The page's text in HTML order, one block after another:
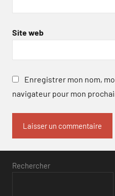
Site web
Enregistrer mon nom,
navigateur pour mon
Rechercher